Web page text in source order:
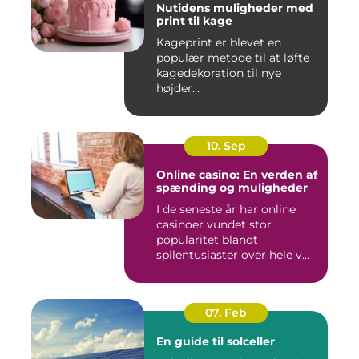
Nutidens muligheder med
print til kage
Kageprint er blevet en
populær metode til at løfte
kagedekoration til nye
højder...
10. Sep
Online casino: En verden af
spænding og muligheder
I de seneste år har online
casinoer vundet stor
popularitet blandt
spilentusiaster over hele v...
07. Feb
En guide til solceller